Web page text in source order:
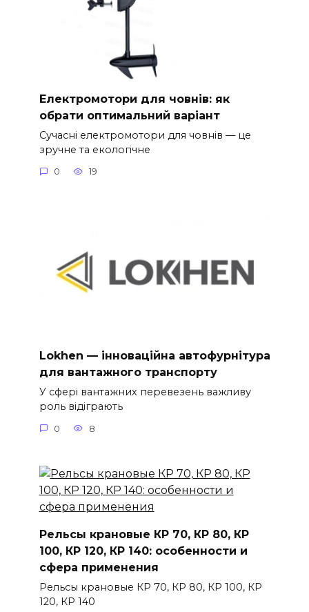
Електромотори для човнів: як
обрати оптимальний варіант
Сучасні електромотори для човнів — це
зручне та екологічне
0 19
Lokhen — інноваційна автофурнітура
для вантажного транспорту
У сфері вантажних перевезень важливу
роль відіграють
0 8
Рельсы крановые КР 70, КР 80, КР
100, КР 120, КР 140: особенности и
сфера применения
Рельсы крановые КР 70, КР 80, КР 100, КР
120, КР 140